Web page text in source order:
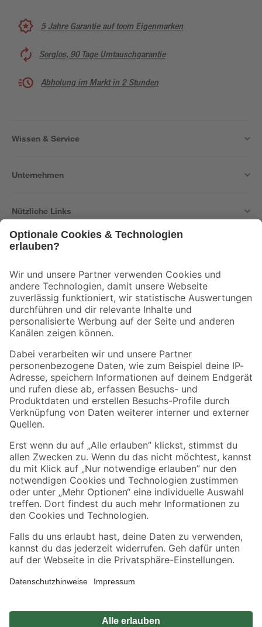
5 Jahre Garantie auf toom Eigenmarken
Sorglos, 90 Tage Umtauschgarantie
Abholung im Markt in 2 Stunden
Wissen & Service
Unternehmen
Nützliche Links
Der toom Newsletter: Keine Angebote und Aktionen mehr verpassen!
Zur Newsletter Anmeldung
Folge uns
Zahlungsarten Versandarten
Sicher einkaufen
Jetzt die toom-App herunterladen
Alle Preisangaben in EUR inkl. gesetzl. MwSt.. Die dargestellten Angebote sind unter
Umständen nicht in allen Märkten verfügbar. Die angegebenen Verfügbarkeiten beziehen
Produkte nur solange der Vorrat reicht.
*Paketversand ab 59 € versandkostenfrei, gilt nicht für Artikel mit Speditionsversand, hier
Privatsphäre Impressum